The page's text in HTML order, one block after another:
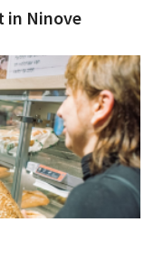
in Ninove